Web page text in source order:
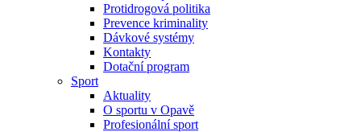
Protidrogová politika
Prevence kriminality
Dávkové systémy
Kontakty
Dotační program
Sport
Aktuality
O sportu v Opavě
Profesionální sport